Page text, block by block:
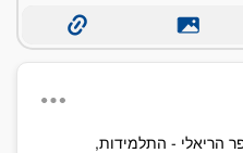
הריאלי - התלמידות,